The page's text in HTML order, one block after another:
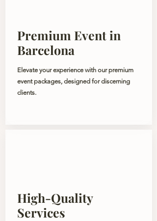
Premium Event in
Barcelona
Elevate your experience with our premium
event packages, designed for discerning
clients.
High-Quality
Services